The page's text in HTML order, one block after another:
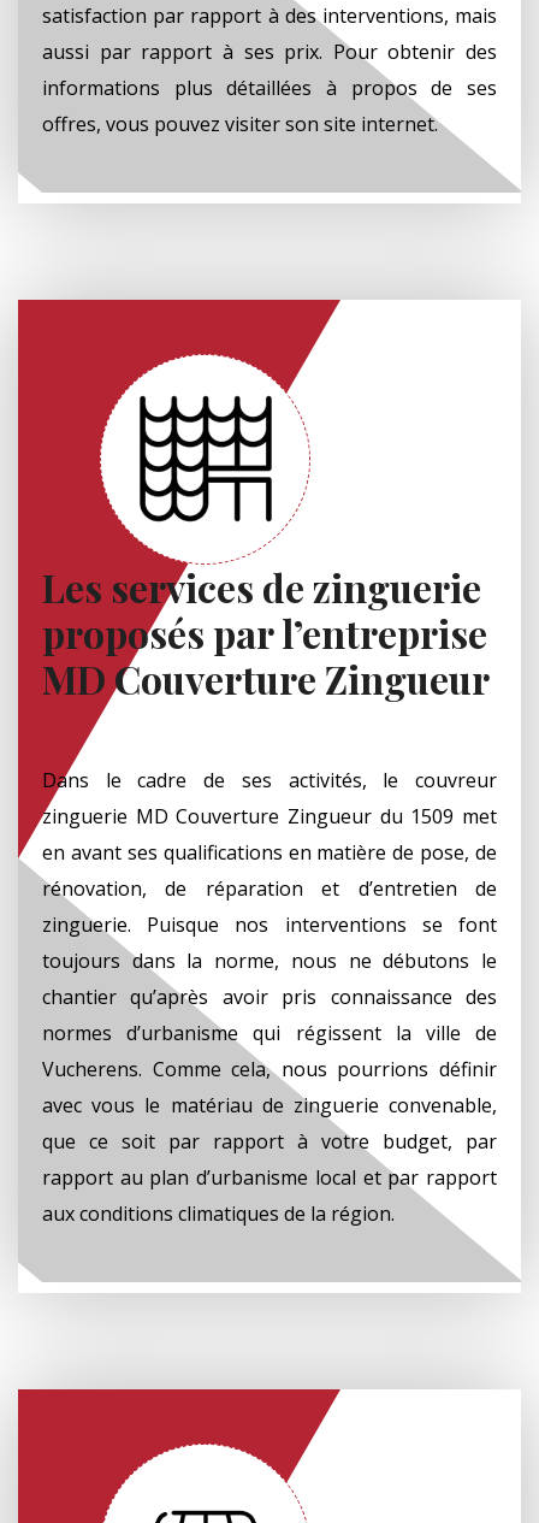
satisfaction par rapport à des interventions, mais
aussi par rapport à ses prix. Pour obtenir des
informations plus détaillées à propos de ses
offres, vous pouvez visiter son site internet.
Les services de zinguerie
proposés par l’entreprise
MD Couverture Zingueur
Dans le cadre de ses activités, le couvreur
zinguerie MD Couverture Zingueur du 1509 met
en avant ses qualifications en matière de pose, de
rénovation, de réparation et d’entretien de
zinguerie. Puisque nos interventions se font
toujours dans la norme, nous ne débutons le
chantier qu’après avoir pris connaissance des
normes d’urbanisme qui régissent la ville de
Vucherens. Comme cela, nous pourrions définir
avec vous le matériau de zinguerie convenable,
que ce soit par rapport à votre budget, par
rapport au plan d’urbanisme local et par rapport
aux conditions climatiques de la région.